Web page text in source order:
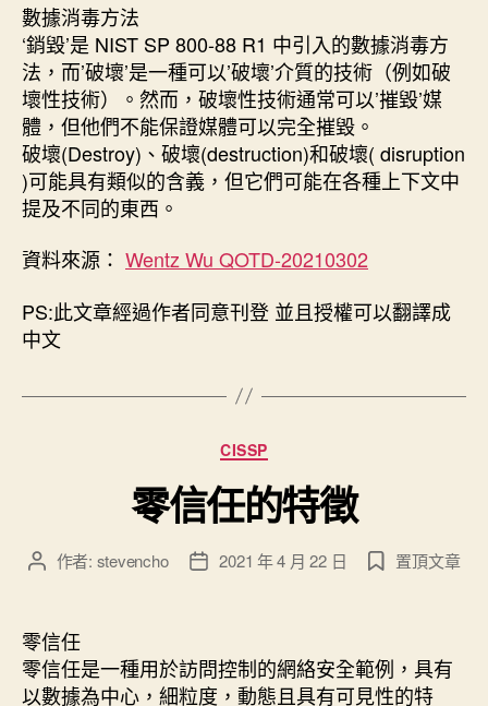
數據消毒方法
‘銷毀’是 NIST SP 800-88 R1 中引入的數據消毒方
法，而’破壞’是一種可以’破壞’介質的技術（例如破
壞性技術）。然而，破壞性技術通常可以’摧毀’媒
體，但他們不能保證媒體可以完全摧毀。
破壞(Destroy)、破壞(destruction)和破壞( disruption
)可能具有類似的含義，但它們可能在各種上下文中
提及不同的東西。
資料來源： Wentz Wu QOTD-20210302
PS:此文章經過作者同意刊登 並且授權可以翻譯成
中文
分
類
CISSP
零信任的特徵
文
者
作者: stevencho
文
日
期
2021 年 4 月 22 日 置頂文章
零信任
零信任是一種用於訪問控制的網絡安全範例，具有
以數據為中心，細粒度，動態且具有可見性的特